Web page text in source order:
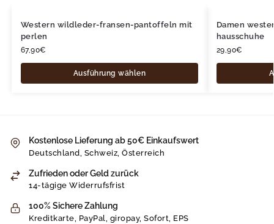
Western wildleder-fransen-pantoffeln mit
perlen
67,90€
Ausführung wählen
Damen
hausschuhe
29,90€
Kostenlose Lieferung ab 50€ Einkaufswert
Deutschland, Schweiz, Österreich
Zufrieden oder Geld zurück
14-tägige Widerrufsfrist
100% Sichere Zahlung
Kreditkarte, PayPal, giropay, Sofort, EPS